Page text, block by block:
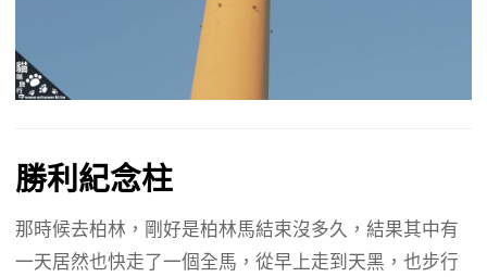
勝利紀念柱
那時候去柏林，剛好是柏林馬結束沒多久，結果其中有
一天居然也快走了一個全馬，從早上走到天黑，也步行